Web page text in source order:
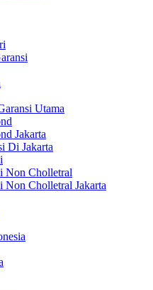
Utama
Jakarta
Di Jakarta
Non Cholletral
Non Cholletral Jakarta